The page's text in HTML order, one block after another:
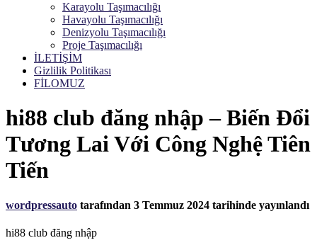
Karayolu Taşımacılığı
Havayolu Taşımacılığı
Denizyolu Taşımacılığı
Proje Taşımacılığı
İLETİŞİM
Gizlilik Politikası
FİLOMUZ
hi88 club đăng nhập – Biến Đổi
Tương Lai Với Công Nghệ Tiên
Tiến
wordpressauto tarafından 3 Temmuz 2024 tarihinde yayınlandı
hi88 club đăng nhập